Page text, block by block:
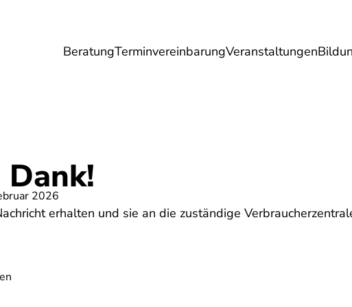
BeratungTerminvereinbarungVeranstaltungen
Gesundheit Lebensmittel Reise
2026
erhalten und sie an die zuständige